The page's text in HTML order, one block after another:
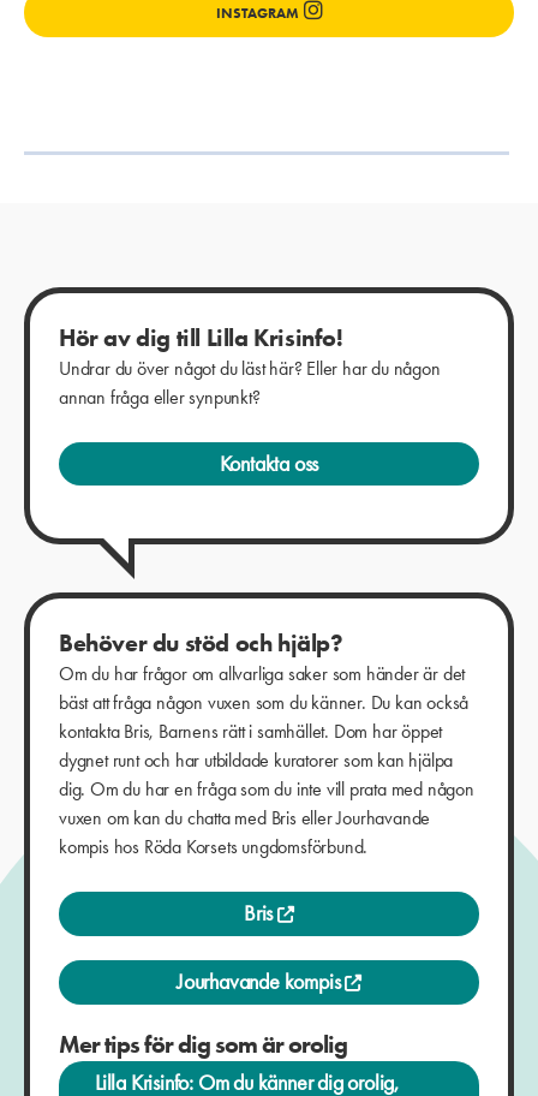
INSTAGRAM
Hör av dig till Lilla Krisinfo!
Undrar du över något du läst här? Eller har du någon
annan fråga eller synpunkt?
Kontakta oss
Behöver du stöd och hjälp?
Om du har frågor om allvarliga saker som händer är det
bäst att fråga någon vuxen som du känner. Du kan också
kontakta Bris, Barnens rätt i samhället. Dom har öppet
dygnet runt och har utbildade kuratorer som kan hjälpa
dig. Om du har en fråga som du inte vill prata med någon
vuxen om kan du chatta med Bris eller Jourhavande
kompis hos Röda Korsets ungdomsförbund.
Bris
Jourhavande kompis
Mer tips för dig som är orolig
Lilla Krisinfo: Om du känner dig orolig,